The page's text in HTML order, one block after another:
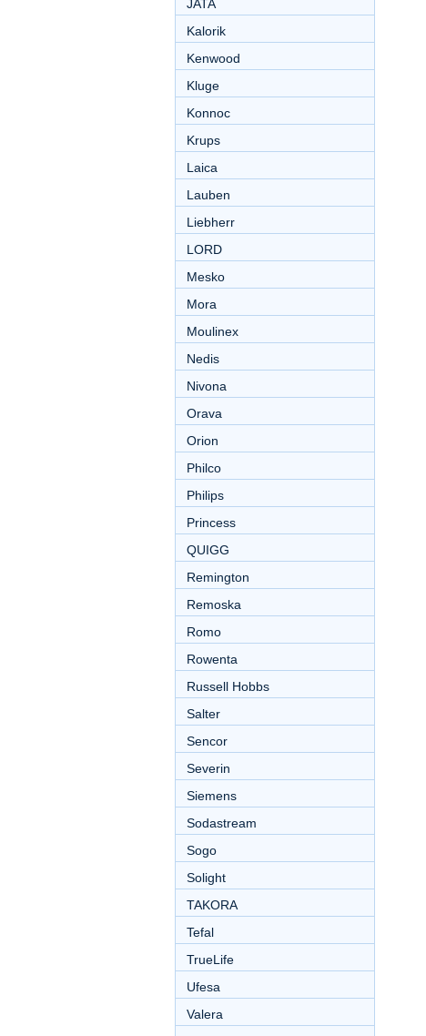
JATA
Kalorik
Kenwood
Kluge
Konnoc
Krups
Laica
Lauben
Liebherr
LORD
Mesko
Mora
Moulinex
Nedis
Nivona
Orava
Orion
Philco
Philips
Princess
QUIGG
Remington
Remoska
Romo
Rowenta
Russell Hobbs
Salter
Sencor
Severin
Siemens
Sodastream
Sogo
Solight
TAKORA
Tefal
TrueLife
Ufesa
Valera